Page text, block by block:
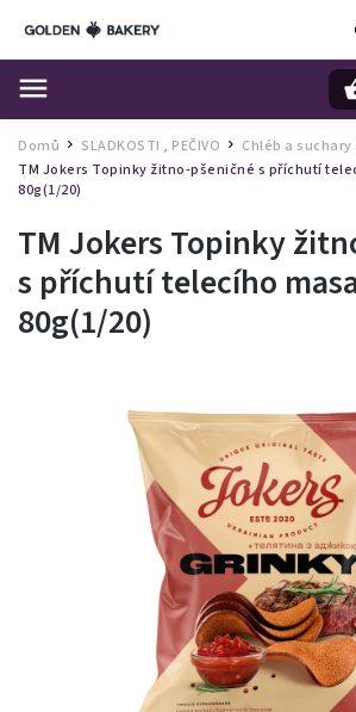
Domů / SLADKOSTI , PEČIVO / Chléb a suchary
TM Jokers Topinky žitno-pšeničné s příchutí
80g(1/20)
TM Jokers Topinky
s příchutí telecího
80g(1/20)